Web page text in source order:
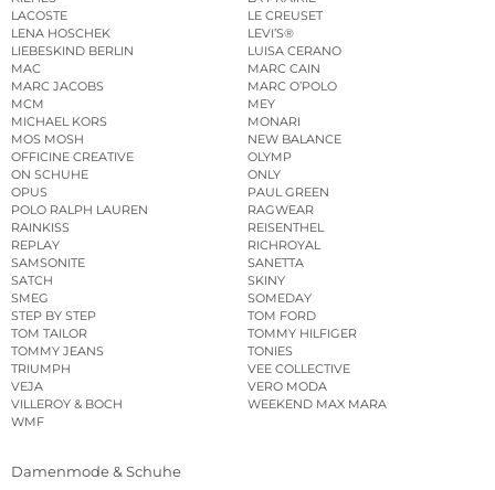
LACOSTE
LE CREUSET
LENA HOSCHEK
LEVI’S®
LIEBESKIND BERLIN
LUISA CERANO
MAC
MARC CAIN
MARC JACOBS
MARC O’POLO
MCM
MEY
MICHAEL KORS
MONARI
MOS MOSH
NEW BALANCE
OFFICINE CREATIVE
OLYMP
ON SCHUHE
ONLY
OPUS
PAUL GREEN
POLO RALPH LAUREN
RAGWEAR
RAINKISS
REISENTHEL
REPLAY
RICHROYAL
SAMSONITE
SANETTA
SATCH
SKINY
SMEG
SOMEDAY
STEP BY STEP
TOM FORD
TOM TAILOR
TOMMY HILFIGER
TOMMY JEANS
TONIES
TRIUMPH
VEE COLLECTIVE
VEJA
VERO MODA
VILLEROY & BOCH
WEEKEND MAX MARA
WMF
Damenmode & Schuhe